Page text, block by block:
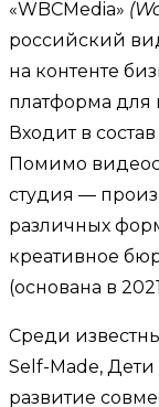
«WBCMedia»
российский
на контенте
платформа для
Входит в
Помимо
студия —
различных
креативное
(основана в
Среди
Self-Made,
развитие